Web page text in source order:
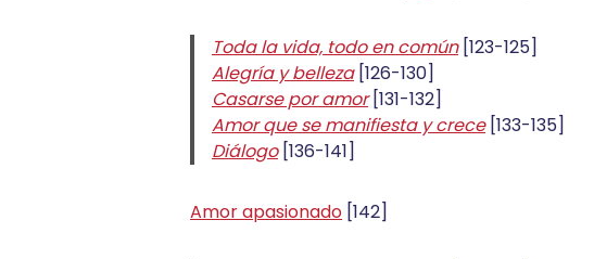
Toda la vida, todo en común[123-125]
Alegría y belleza [126-130]
Casarse por amor[131-132]
Amor que se manifiesta y crece[133-135]
Diálogo[136-141]
Amor apasionado [142]